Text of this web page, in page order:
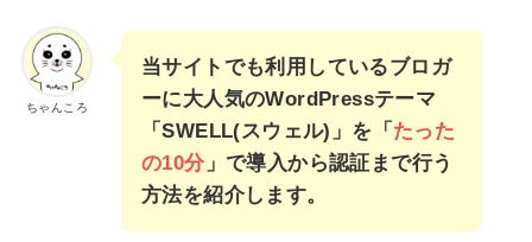
ちゃんころ
当サイトでも利用しているブロガ
ーに大人気のWordPressテーマ
「SWELL(スウェル)」を「 たった
の10分 」で導入から認証まで行う
方法を紹介します。